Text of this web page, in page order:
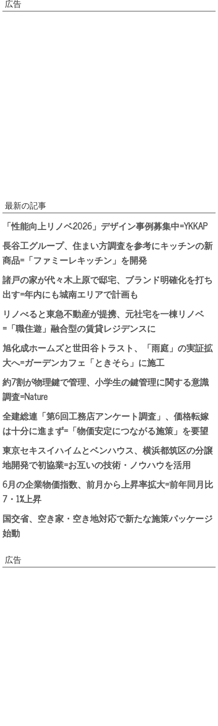
広告
最新の記事
「性能向上リノベ2026」デザイン事例募集中=YKKAP
長谷工グループ、住まい方調査を参考にキッチンの新
商品=「ファミーレキッチン」を開発
諸戸の家が代々木上原で邸宅、ブランド明確化を打ち
出す=年内にも城南エリアで計画も
リノべると東急不動産が提携、元社宅を一棟リノベ
=「職住遊」融合型の賃貸レジデンスに
旭化成ホームズと世田谷トラスト、「雨庭」の実証拡
大へ=ガーデンカフェ「ときそら」に施工
約7割が物理鍵で管理、小学生の鍵管理に関する意識
調査=Nature
全建総連「第6回工務店アンケート調査」、価格転嫁
は十分に進まず=「物価安定につながる施策」を要望
東京セキスイハイムとベンハウス、横浜都筑区の分譲
地開発で初協業=お互いの技術・ノウハウを活用
6月の企業物価指数、前月から上昇率拡大=前年同月比
7・1%上昇
国交省、空き家・空き地対応で新たな施策パッケージ
始動
広告